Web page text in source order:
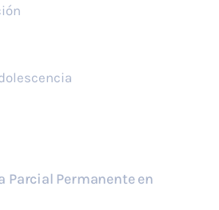
Parcial Permanente en